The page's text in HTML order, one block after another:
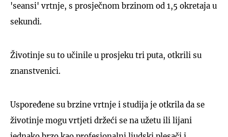
'seansi' vrtnje, s prosječnom brzinom od 1,5 okretaja u
sekundi.
Životinje su to učinile u prosjeku tri puta, otkrili su
znanstvenici.
Uspoređene su brzine vrtnje i studija je otkrila da se
životinje mogu vrtjeti držeći se na užetu ili lijani